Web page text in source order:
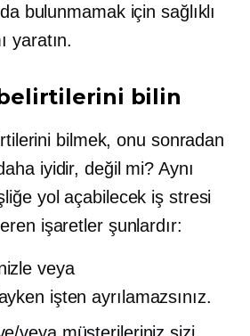
bulunmamak için sağlıklı
yaratın.
bilin
bilmek, onu sonradan
iyidir, değil mi? Aynı
yol açabilecek iş stresi
işaretler şunlardır:
veya
işten ayrılamazsınız.